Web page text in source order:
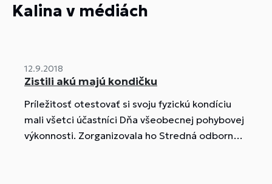
Kalina v médiách
12.9.2018
Zistili akú majú kondičku
Príležitosť otestovať si svoju fyzickú kondíciu
mali všetci účastníci Dňa všeobecnej pohybovej
výkonnosti. Zorganizovala ho Stredná odborná